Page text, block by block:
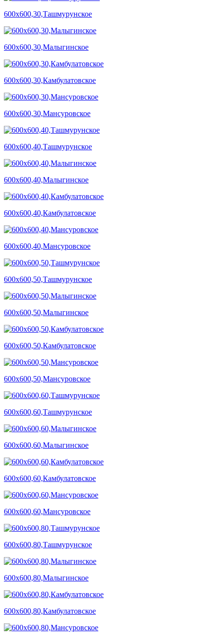
600х600,30,Ташмурунское
600х600,30,Малыгинское
600х600,30,Камбулатовское
600х600,30,Мансуровское
600х600,40,Ташмурунское
600х600,40,Малыгинское
600х600,40,Камбулатовское
600х600,40,Мансуровское
600х600,50,Ташмурунское
600х600,50,Малыгинское
600х600,50,Камбулатовское
600х600,50,Мансуровское
600х600,60,Ташмурунское
600х600,60,Малыгинское
600х600,60,Камбулатовское
600х600,60,Мансуровское
600х600,80,Ташмурунское
600х600,80,Малыгинское
600х600,80,Камбулатовское